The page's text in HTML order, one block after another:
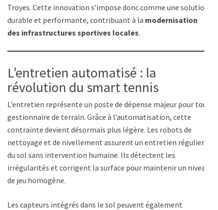
Troyes. Cette innovation s’impose donc comme une solution
durable et performante, contribuant à la modernisation
des infrastructures sportives locales.
L’entretien automatisé : la
révolution du smart tennis
L’entretien représente un poste de dépense majeur pour tout
gestionnaire de terrain. Grâce à l’automatisation, cette
contrainte devient désormais plus légère. Les robots de
nettoyage et de nivellement assurent un entretien régulier
du sol sans intervention humaine. Ils détectent les
irrégularités et corrigent la surface pour maintenir un niveau
de jeu homogène.
Les capteurs intégrés dans le sol peuvent également